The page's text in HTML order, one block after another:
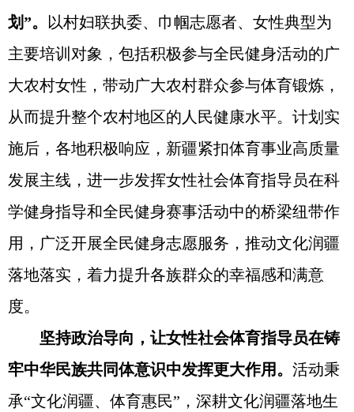
划”。
以村妇联执委、巾帼志愿者、女性典型为
主要培训对象，包括积极参与全民健身活动的广
大农村女性，带动广大农村群众参与体育锻炼，
从而提升整个农村地区的人民健康水平。计划实
施后，各地积极响应，新疆紧扣体育事业高质量
发展主线，进一步发挥女性社会体育指导员在科
学健身指导和全民健身赛事活动中的桥梁纽带作
用，广泛开展全民健身志愿服务，推动文化润疆
落地落实，着力提升各族群众的幸福感和满意
度。
坚持政治导向，让女性社会体育指导员在铸
牢中华民族共同体意识中发挥更大作用。 活动秉
承“文化润疆、体育惠民”，深耕文化润疆落地生